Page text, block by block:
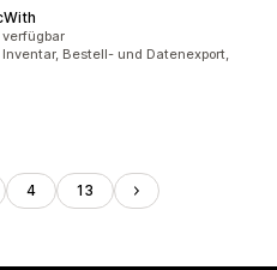
verfügbar
Bestell- und Datenexport,
4 13